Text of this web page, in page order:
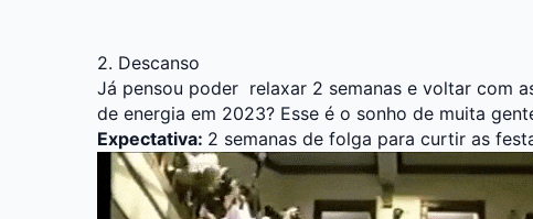
2. Descanso
Já pensou poder relaxar 2 semanas e voltar com
de energia em 2023? Esse é o sonho de muita
Expectativa: 2 semanas de folga para curtir as